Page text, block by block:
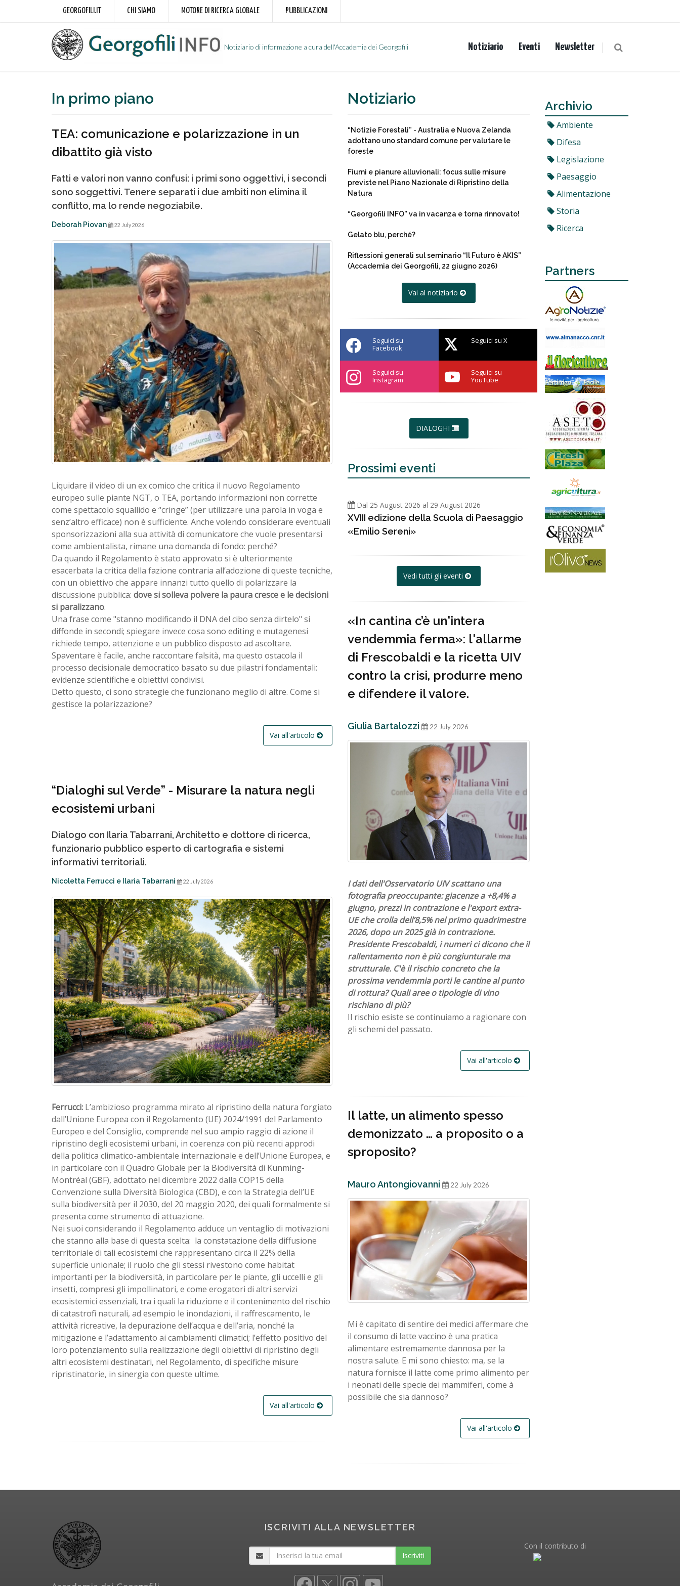
GEORGOFILI.IT CHI SIAMO MOTORE DI RICERCA GLOBALE PUBBLICAZIONI
Notiziario di informazione a cura dell'Accademia dei Georgofili Notiziario Eventi Newsletter
In primo piano
TEA: comunicazione e polarizzazione in un
dibattito già visto
Fatti e valori non vanno confusi: i primi sono oggettivi, i secondi
sono soggettivi. Tenere separati i due ambiti non elimina il
conflitto, ma lo rende negoziabile.
Deborah Piovan 22 July 2026
Liquidare il video di un ex comico che critica il nuovo Regolamento
europeo sulle piante NGT, o TEA, portando informazioni non corrette
come spettacolo squallido e “cringe” (per utilizzare una parola in voga e
senz’altro efficace) non è sufficiente. Anche volendo considerare eventuali
sponsorizzazioni alla sua attività di comunicatore che vuole presentarsi
come ambientalista, rimane una domanda di fondo: perché?
Da quando il Regolamento è stato approvato si è ulteriormente
esacerbata la critica della fazione contraria all’adozione di queste tecniche,
con un obiettivo che appare innanzi tutto quello di polarizzare la
discussione pubblica: dove si solleva polvere la paura cresce e le decisioni
si paralizzano.
Una frase come "stanno modificando il DNA del cibo senza dirtelo" si
diffonde in secondi; spiegare invece cosa sono editing e mutagenesi
richiede tempo, attenzione e un pubblico disposto ad ascoltare.
Spaventare è facile, anche raccontare falsità, ma questo ostacola il
processo decisionale democratico basato su due pilastri fondamentali:
evidenze scientifiche e obiettivi condivisi.
Detto questo, ci sono strategie che funzionano meglio di altre. Come si
gestisce la polarizzazione?
Vai all'articolo
“Dialoghi sul Verde” - Misurare la natura negli
ecosistemi urbani
Dialogo con Ilaria Tabarrani, Architetto e dottore di ricerca,
funzionario pubblico esperto di cartografia e sistemi
informativi territoriali.
Nicoletta Ferrucci e Ilaria Tabarrani 22 July 2026
Ferrucci: L’ambizioso programma mirato al ripristino della natura forgiato
dall’Unione Europea con il Regolamento (UE) 2024/1991 del Parlamento
Europeo e del Consiglio, comprende nel suo ampio raggio di azione il
ripristino degli ecosistemi urbani, in coerenza con più recenti approdi
della politica climatico-ambientale internazionale e dell’Unione Europea, e
in particolare con il Quadro Globale per la Biodiversità di Kunming-
Montréal (GBF), adottato nel dicembre 2022 dalla COP15 della
Convenzione sulla Diversità Biologica (CBD), e con la Strategia dell’UE
sulla biodiversità per il 2030, del 20 maggio 2020, dei quali formalmente si
presenta come strumento di attuazione.
Nei suoi considerando il Regolamento adduce un ventaglio di motivazioni
che stanno alla base di questa scelta: la constatazione della diffusione
territoriale di tali ecosistemi che rappresentano circa il 22% della
superficie unionale; il ruolo che gli stessi rivestono come habitat
importanti per la biodiversità, in particolare per le piante, gli uccelli e gli
insetti, compresi gli impollinatori, e come erogatori di altri servizi
ecosistemici essenziali, tra i quali la riduzione e il contenimento del rischio
di catastrofi naturali, ad esempio le inondazioni, il raffrescamento, le
attività ricreative, la depurazione dell’acqua e dell’aria, nonché la
mitigazione e l’adattamento ai cambiamenti climatici; l’effetto positivo del
loro potenziamento sulla realizzazione degli obiettivi di ripristino degli
altri ecosistemi destinatari, nel Regolamento, di specifiche misure
ripristinatorie, in sinergia con queste ultime.
Vai all'articolo
Notiziario
“Notizie Forestali” - Australia e Nuova Zelanda
adottano uno standard comune per valutare le
foreste
Fiumi e pianure alluvionali: focus sulle misure
previste nel Piano Nazionale di Ripristino della
Natura
“Georgofili INFO” va in vacanza e torna rinnovato!
Gelato blu, perché?
Riflessioni generali sul seminario “Il Futuro è AKIS”
(Accademia dei Georgofili, 22 giugno 2026)
Vai al notiziario
Seguici su
Facebook
Seguici su X
Seguici su
Instagram
Seguici su
YouTube
DIALOGHI
Prossimi eventi
Dal 25 August 2026 al 29 August 2026
XVIII edizione della Scuola di Paesaggio
«Emilio Sereni»
Vedi tutti gli eventi
«In cantina c’è un'intera
vendemmia ferma»: l'allarme
di Frescobaldi e la ricetta UIV
contro la crisi, produrre meno
e difendere il valore.
Giulia Bartalozzi 22 July 2026
I dati dell'Osservatorio UIV scattano una
fotografia preoccupante: giacenze a +8,4% a
giugno, prezzi in contrazione e l'export extra-
UE che crolla dell’8,5% nel primo quadrimestre
2026, dopo un 2025 già in contrazione.
Presidente Frescobaldi, i numeri ci dicono che il
rallentamento non è più congiunturale ma
strutturale. C'è il rischio concreto che la
prossima vendemmia porti le cantine al punto
di rottura? Quali aree o tipologie di vino
rischiano di più?
Il rischio esiste se continuiamo a ragionare con
gli schemi del passato.
Vai all'articolo
Il latte, un alimento spesso
demonizzato … a proposito o a
sproposito?
Mauro Antongiovanni 22 July 2026
Mi è capitato di sentire dei medici affermare che
il consumo di latte vaccino è una pratica
alimentare estremamente dannosa per la
nostra salute. E mi sono chiesto: ma, se la
natura fornisce il latte come primo alimento per
i neonati delle specie dei mammiferi, come à
possibile che sia dannoso?
Vai all'articolo
Archivio
Ambiente
Difesa
Legislazione
Paesaggio
Alimentazione
Storia
Ricerca
Partners
ISCRIVITI ALLA NEWSLETTER
Iscriviti
Con il contributo di